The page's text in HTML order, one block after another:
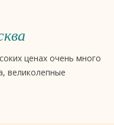
ценах очень много
великолепные